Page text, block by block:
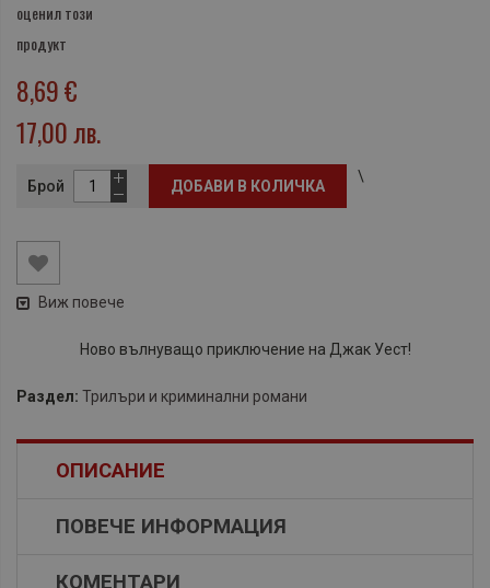
оценил този
продукт
8,69 €
17,00 лв.
Брой ДОБАВИ В КОЛИЧКА
\
Виж повече
Ново вълнуващо приключение на Джак Уест!
Раздел: Трилъри и криминални романи
ОПИСАНИЕ
ПОВЕЧЕ ИНФОРМАЦИЯ
КОМЕНТАРИ